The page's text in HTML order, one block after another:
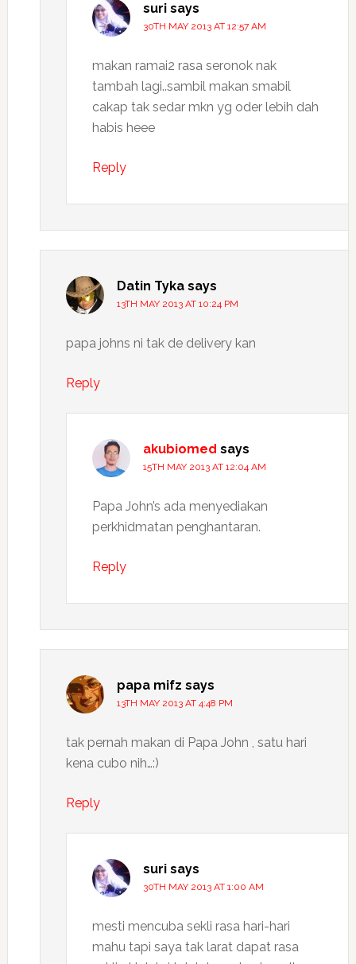
suri says
30TH MAY 2013 AT 12:57 AM
makan ramai2 rasa seronok nak
tambah lagi..sambil makan smabil
cakap tak sedar mkn yg oder lebih dah
habis heee
Reply
Datin Tyka says
13TH MAY 2013 AT 10:24 PM
papa johns ni tak de delivery kan
Reply
akubiomed says
15TH MAY 2013 AT 12:04 AM
Papa John’s ada menyediakan
perkhidmatan penghantaran.
Reply
papa mifz says
13TH MAY 2013 AT 4:48 PM
tak pernah makan di Papa John , satu hari
kena cubo nih…:)
Reply
suri says
30TH MAY 2013 AT 1:00 AM
mesti mencuba sekli rasa hari-hari
mahu tapi saya tak larat dapat rasa